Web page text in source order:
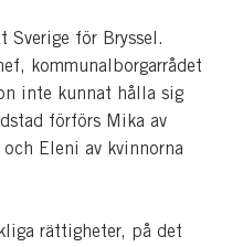
Sverige för Bryssel.
kommunalborgarrådet
inte kunnat hålla sig
förförs Mika av
Eleni av kvinnorna
rättigheter, på det